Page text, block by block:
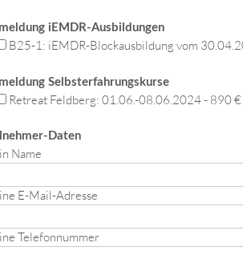
iEMDR-Ausbildungen
B25-1: iEMDR-Blockausbildung vom
Selbsterfahrungskurse
Retreat Feldberg: 01.06.-08.06.2024 - 890 €
Daten
Name
E-Mail-Adresse
Telefonnummer